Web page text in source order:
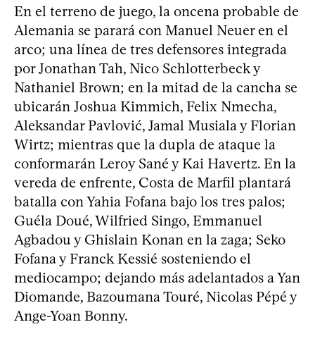
En el terreno de juego, la oncena probable de
Alemania se parará con Manuel Neuer en el
arco; una línea de tres defensores integrada
por Jonathan Tah, Nico Schlotterbeck y
Nathaniel Brown; en la mitad de la cancha se
ubicarán Joshua Kimmich, Felix Nmecha,
Aleksandar Pavlović, Jamal Musiala y Florian
Wirtz; mientras que la dupla de ataque la
conformarán Leroy Sané y Kai Havertz. En la
vereda de enfrente, Costa de Marfil plantará
batalla con Yahia Fofana bajo los tres palos;
Guéla Doué, Wilfried Singo, Emmanuel
Agbadou y Ghislain Konan en la zaga; Seko
Fofana y Franck Kessié sosteniendo el
mediocampo; dejando más adelantados a Yan
Diomande, Bazoumana Touré, Nicolas Pépé y
Ange-Yoan Bonny.